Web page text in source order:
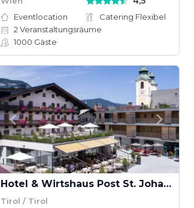
Eventlocation
Catering Flexibel
2 Veranstaltungsräume
1000 Gäste
Hotel & Wirtshaus Post St. Johann in Tirol
Tirol / Tirol